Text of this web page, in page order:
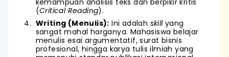
kemampuan analisis teks dan berpikir kritis
(Critical Reading).
Writing (Menulis): Ini adalah skillyang
sangat mahal harganya. Mahasiswa belajar
menulis esai argumentatif, surat bisnis
profesional, hingga karya tulis ilmiah yang